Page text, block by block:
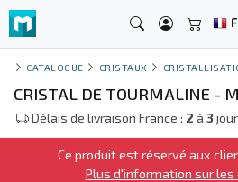
CATALOGUE CRISTAUX
CRISTAL DE TOURMALINE -
Délais de livraison France : 2 à 3
Ce produit est réservé aux
Plus d'information sur les